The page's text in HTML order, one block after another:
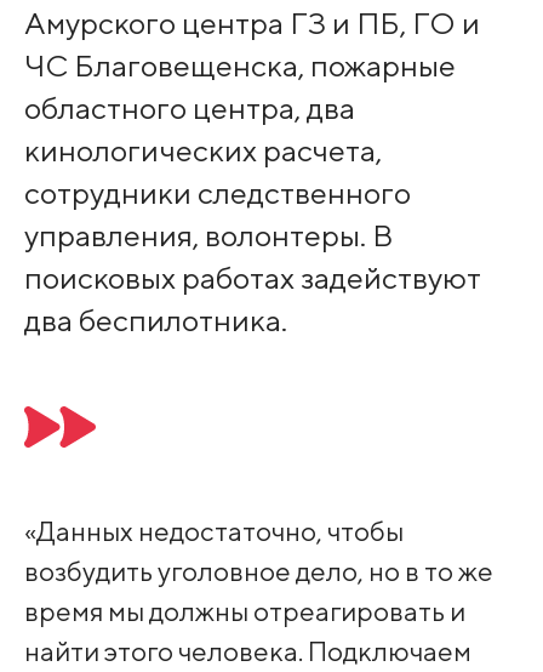
Амурского центра ГЗ и ПБ, ГО и
ЧС Благовещенска, пожарные
областного центра, два
кинологических расчета,
сотрудники следственного
управления, волонтеры. В
поисковых работах задействуют
два беспилотника.
«Данных недостаточно, чтобы
возбудить уголовное дело, но в то же
время мы должны отреагировать и
найти этого человека. Подключаем